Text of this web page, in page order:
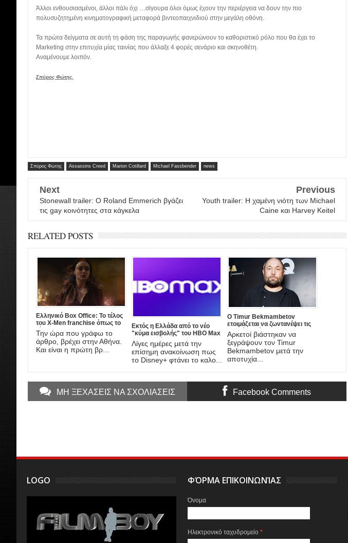
Άλλοι ενθουσιασμένοι, άλλοι πάλι όχι …σίγουρα όλοι όμως έχουν την περιέργεια να δουν την πιο
πολυσυζητημένη κινηματογραφική μεταφορά βιντεοπαιχνιδιού στην μεγάλη οθόνη.
Τα πρώτα δείγματα σε αυτή τη φάση της παραγωγής φανερώνουν το καθοριστικό ρόλο που θα έχει το
Marketing στην επιτυχία μίας ταινίας που άλλαξε 4 φορές σενάριο και σκηνοθέτη.
Αναμένουμε λοιπόν.
Σπύρος Φώτης.
Σπύρος Φώτης Assassins Creed Marion Cotillard Michael Fassbender news
Next
Stonewall trailer: Ο Roland Emmerich βγάζει
τις gay κοινότητες στα κάγκελα
Previous
Youth trailer: Η χαμένη νιότη των Michael
Caine και Harvey Keitel
RELATED POSTS
Ελληνικό Box Office: Το τέλος
του X-Men franchise όπως το
ξέραμε
Την ώρα που γράφω το
άρθρο, βρέχει στην Αθήνα.
Και είναι η πρώτη βρ...
Εκτός η Ελλάδα από το νέο
"κύμα εισβολής" του HBO Max
στην Ευρώπη
Λίγες ημέρες μετά την
επίσημη ανακοίνωση πως
το Disney+ φτάνει το καλο...
Ο Timur Bekmambetov
ετοιμάζεται να ζωντανέψει τις
ιστορίες τρόμου του Stan Lee!
Αρκετοί βιάστηκαν να
ξεγράψουν τον Timur
Bekmambetov μετά την
αποτυχία...
ΜΗ ΞΕΧΑΣΕΙΣ ΝΑ ΣΧΟΛΙΑΣΕΙΣ Facebook Comments
LOGO ΦΌΡΜΑ ΕΠΙΚΟΙΝΩΝΊΑΣ
Όνομα
Ηλεκτρονικό ταχυδρομείο*